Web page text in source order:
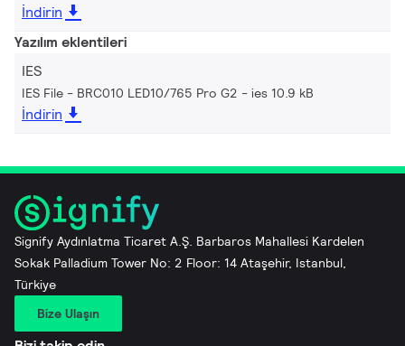
İndirin
Yazılım eklentileri
IES
IES File - BRC010 LED10/765 Pro G2 ies 10.9 kB
İndirin
Signify Aydınlatma Ticaret A.Ş. Barbaros Mahallesi Kardelen
Sokak Palladium Tower No: 2 Floor: 14 Ataşehir, Istanbul,
Türkiye
Bize Ulaşın